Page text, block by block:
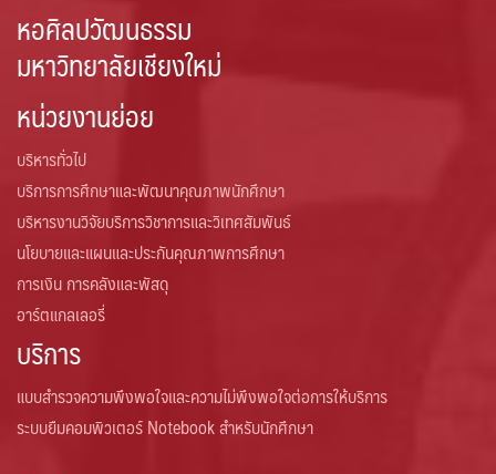
หอศิลปวัฒนธรรม
มหาวิทยาลัยเชียงใหม่
หน่วยงานย่อย
บริหารทั่วไป
บริการการศึกษาและพัฒนาคุณภาพนักศึกษา
บริหารงานวิจัยบริการวิชาการและวิเทศสัมพันธ์
นโยบายและแผนและประกันคุณภาพการศึกษา
การเงิน การคลังและพัสดุ
อาร์ตแกลเลอรี่
บริการ
แบบสำรวจความพึงพอใจและความไม่พึงพอใจต่อการให้บริการ
ระบบยืมคอมพิวเตอร์ Notebook สำหรับนักศึกษา